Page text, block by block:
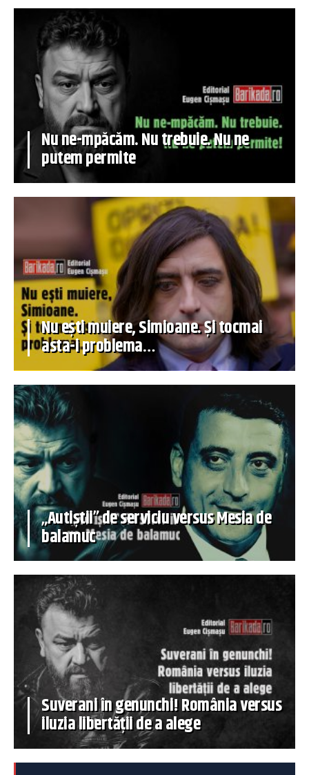
Nu ne-mpăcăm. Nu trebuie. Nu ne
putem permite
Nu ești muiere, Simioane. Și tocmai
asta-i problema…
„Autiștii” de serviciu versus Mesia de
balamuc
Suverani în genunchi! România versus
iluzia libertății de a alege